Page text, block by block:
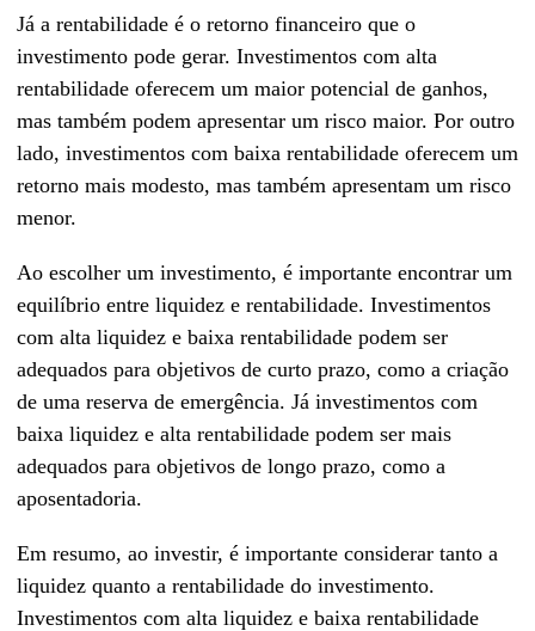
Já a rentabilidade é o retorno financeiro que o
investimento pode gerar. Investimentos com alta
rentabilidade oferecem um maior potencial de ganhos,
mas também podem apresentar um risco maior. Por outro
lado, investimentos com baixa rentabilidade oferecem um
retorno mais modesto, mas também apresentam um risco
menor.
Ao escolher um investimento, é importante encontrar um
equilíbrio entre liquidez e rentabilidade. Investimentos
com alta liquidez e baixa rentabilidade podem ser
adequados para objetivos de curto prazo, como a criação
de uma reserva de emergência. Já investimentos com
baixa liquidez e alta rentabilidade podem ser mais
adequados para objetivos de longo prazo, como a
aposentadoria.
Em resumo, ao investir, é importante considerar tanto a
liquidez quanto a rentabilidade do investimento.
Investimentos com alta liquidez e baixa rentabilidade